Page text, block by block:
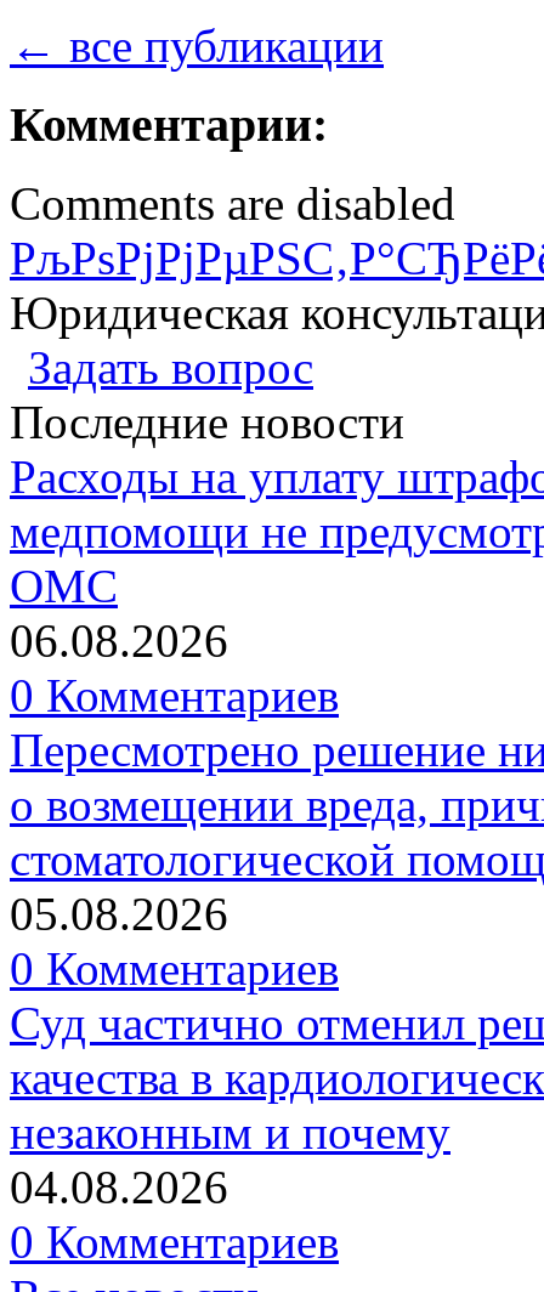
← все публикации
Комментарии:
Comments are disabled
Юридическая
Задать вопрос
Последние новости
Расходы на уплату
медпомощи не
ОМС
06.08.2026
0 Комментариев
Пересмотрено решение
о возмещении вреда,
стоматологической
05.08.2026
0 Комментариев
Суд частично отменил
качества в
незаконным и почему
04.08.2026
0 Комментариев